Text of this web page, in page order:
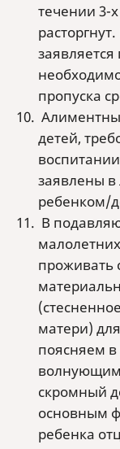
течении 3-
пропуска
детей,
заявлены
ребенком/
В
проживать
матери)
поясняем в
скромный
основным
ребенка